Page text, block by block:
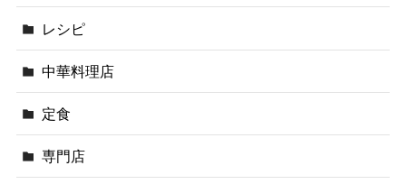
レシピ
中華料理店
定食
専門店